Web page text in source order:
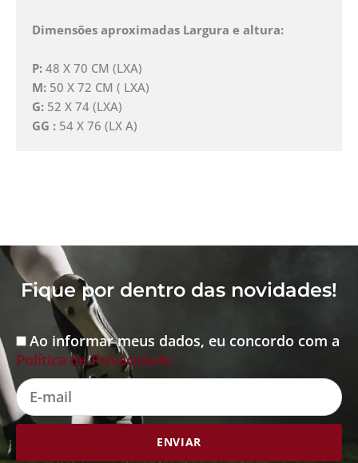
Dimensões aproximadas Largura e altura:
P: 48 X 70 CM (LXA)
M: 50 X 72 CM ( LXA)
G: 52 X 74 (LXA)
GG : 54 X 76 (LX A)
Fique por dentro das novidades!
Ao informar meus dados, eu concordo com a
Política de Privacidade.
E-
mail
ENVIAR